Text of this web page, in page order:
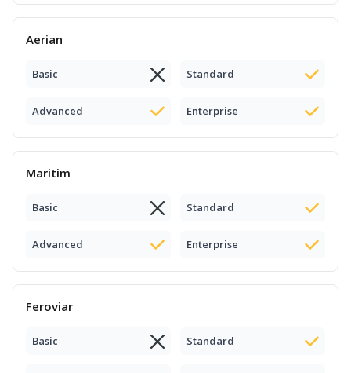
Aerian
Basic Standard
Advanced Enterprise
Maritim
Basic Standard
Advanced Enterprise
Feroviar
Basic Standard